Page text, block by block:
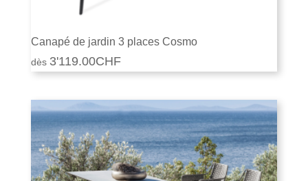
Canapé de jardin 3 places Cosmo
3'119.00CHF